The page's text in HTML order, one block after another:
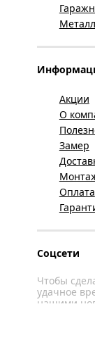
Акции
О
Замер
Оплата
Соцсети
Чтобы
удачное
нашими